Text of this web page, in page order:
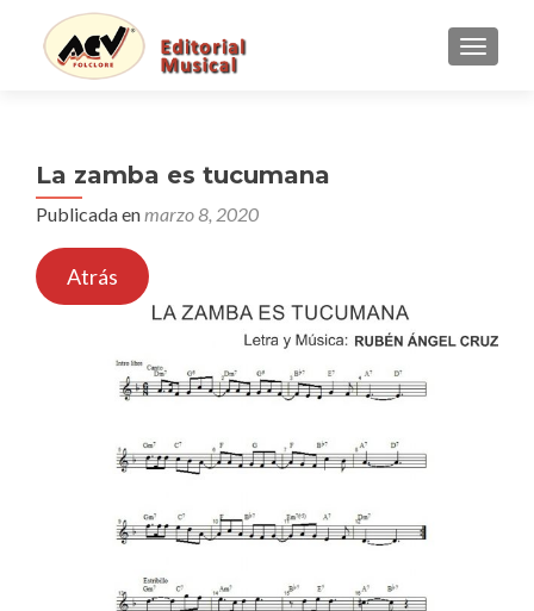
La zamba es tucumana
Publicada enmarzo 8, 2020
Atrás